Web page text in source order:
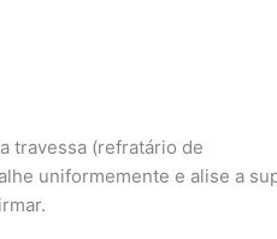
travessa (refratário de
uniformemente e alise a